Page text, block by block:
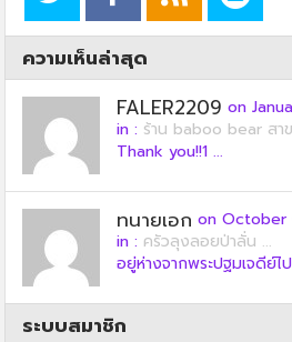
ความเห็นล่าสุด
FALER2209 on
in : ร้าน baboo bear สา
Thank you!!1 ...
ทนายเอก on
in : ครัวลุงลอยป่าลั่น ...
อยู่ห่างจากพระปฐมเจดีย์ไ
ระบบสมาชิก